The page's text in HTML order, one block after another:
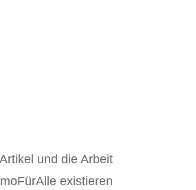
und die Arbeit
existieren